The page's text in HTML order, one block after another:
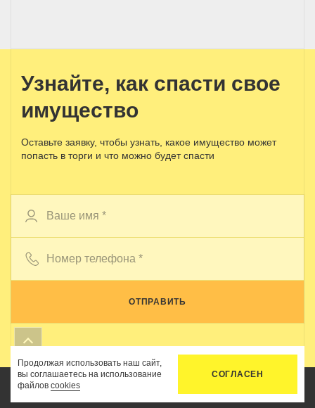
Узнайте, как спасти свое
имущество
Оставьте заявку, чтобы узнать, какое имущество может
попасть в торги и что можно будет спасти
ОТПРАВИТЬ
персональных данныхи получение
информационных материалов
Продолжая использовать наш сайт,
вы соглашаетесь на использование
файлов cookies
СОГЛАСЕН